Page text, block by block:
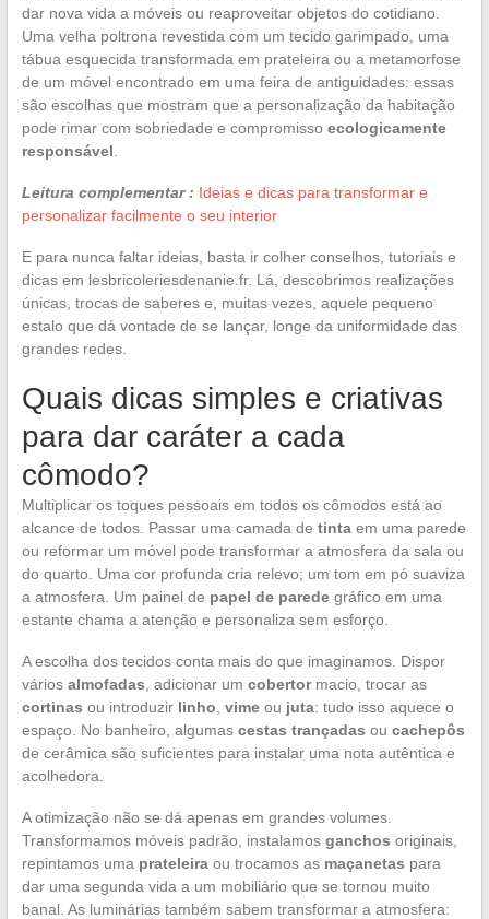
dar nova vida a móveis ou reaproveitar objetos do cotidiano.
Uma velha poltrona revestida com um tecido garimpado, uma
tábua esquecida transformada em prateleira ou a metamorfose
de um móvel encontrado em uma feira de antiguidades: essas
são escolhas que mostram que a personalização da habitação
pode rimar com sobriedade e compromisso ecologicamente
responsável
Leitura complementar : Ideias e dicas para transformar e
personalizar facilmente o seu interior
E para nunca faltar ideias, basta ir colher conselhos, tutoriais e
dicas em lesbricoleriesdenanie.fr. Lá, descobrimos realizações
únicas, trocas de saberes e, muitas vezes, aquele pequeno
estalo que dá vontade de se lançar, longe da uniformidade das
grandes redes.
Quais dicas simples e criativas
para dar caráter a cada
cômodo?
Multiplicar os toques pessoais em todos os cômodos está ao
alcance de todos. Passar uma camada de tintaem uma parede
ou reformar um móvel pode transformar a atmosfera da sala ou
do quarto. Uma cor profunda cria relevo; um tom em pó suaviza
a atmosfera. Um painel de papel de paredegráfico em uma
estante chama a atenção e personaliza sem esforço.
A escolha dos tecidos conta mais do que imaginamos. Dispor
vários almofadas , adicionar um cobertormacio, trocar as
cortinas ou introduzir linho vimeou juta: tudo isso aquece o
espaço. No banheiro, algumas cestas trançadas ou cachepôs
de cerâmica são suficientes para instalar uma nota autêntica e
acolhedora.
A otimização não se dá apenas em grandes volumes.
Transformamos móveis padrão, instalamos ganchos originais,
repintamos uma prateleiraou trocamos as maçanetas para
dar uma segunda vida a um mobiliário que se tornou muito
banal. As luminárias também sabem transformar a atmosfera: